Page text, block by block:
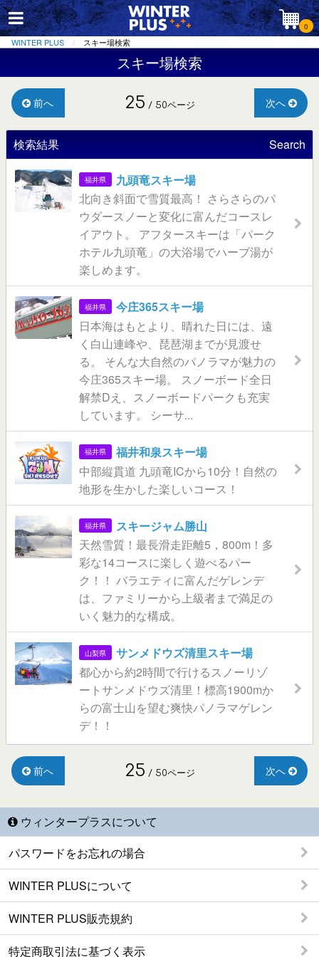
0
WINTER PLUS スキー場検索
スキー場検索
前へ 25 / 50ページ 次へ
検索結果 Search
福井県
九頭竜スキー場
北向き斜面で雪質最高！ さらさらのパ
ウダースノーと変化に富んだコースレ
イアウト。 アフタースキーは「パーク
ホテル九頭竜」の大浴場でハーブ湯が
楽しめます。
福井県
今庄365スキー場
日本海はもとより、晴れた日には、遠
く白山連峰や、琵琶湖までが見渡せ
る。 そんな大自然のパノラマが魅力の
今庄365スキー場。 スノーボード全日
解禁Dえ、スノーボードパークも充実
しています。 シーサ...
福井県
福井和泉スキー場
中部縦貫道 九頭竜ICから10分！自然の
地形を生かした楽しいコース！
福井県
スキージャム勝山
天然雪質！最長滑走距離5，800m！多
彩な14コースに楽しく遊べるパー
ク！！ バラエティに富んだゲレンデ
は、ファミリーから上級者まで満足の
いく魅力的な構成。
山梨県
サンメドウズ清里スキー場
都心から約2時間で行けるスノーリゾ
ートサンメドウズ清里！標高1900mか
らの富士山を望む爽快パノラマゲレン
デ！！
前へ 25 / 50ページ 次へ
ウィンタープラスについて
パスワードをお忘れの場合
WINTER PLUSについて
WINTER PLUS販売規約
特定商取引法に基づく表示